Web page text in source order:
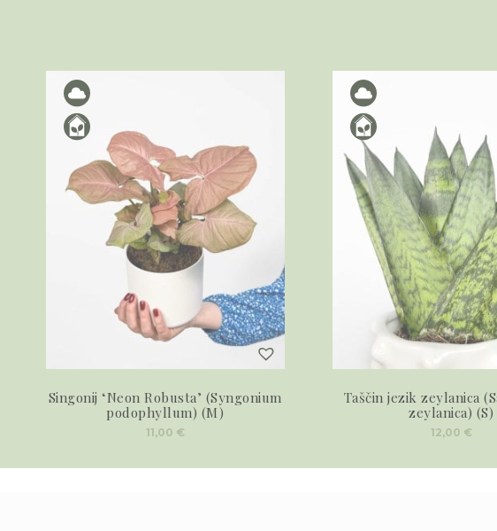
Singonij ‘Neon Robusta’ (Syngonium
podophyllum) (M)
11,00 €
Taščin jezik zeylanica
zeylanica) (S)
12,00 €